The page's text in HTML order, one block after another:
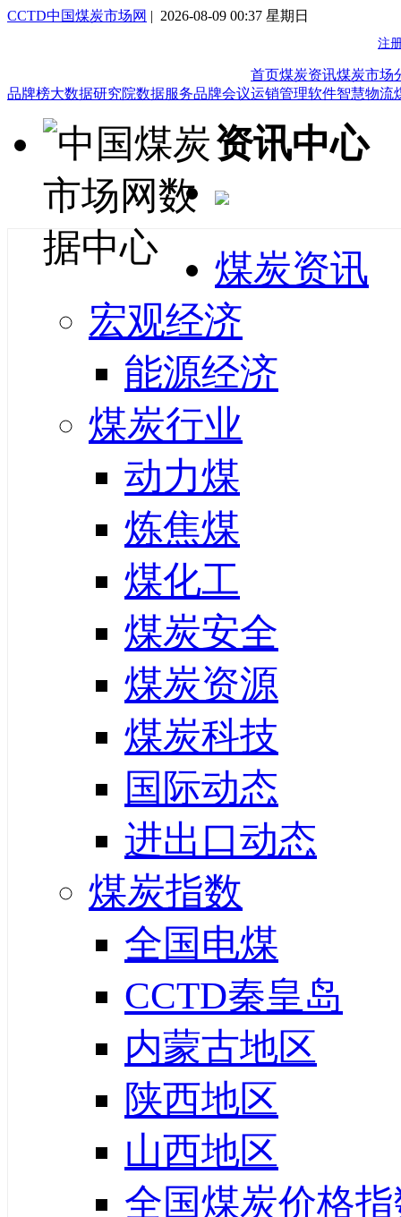
CCTD中国煤炭市场网 | 2026-08-09 00:37 星期日
首页煤炭资讯煤炭市场
品牌榜大数据研究院数据服务品牌会议运销管理软件智慧物流
资讯中心
煤炭资讯
宏观经济
能源经济
煤炭行业
动力煤
炼焦煤
煤化工
煤炭安全
煤炭资源
煤炭科技
国际动态
进出口动态
煤炭指数
全国电煤
CCTD秦皇岛
内蒙古地区
陕西地区
山西地区
全国煤炭价格